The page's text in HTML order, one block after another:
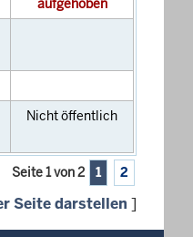
aufgehoben
Nicht öffentlich
Seite 1 von 2 1 2
Seite darstellen ]